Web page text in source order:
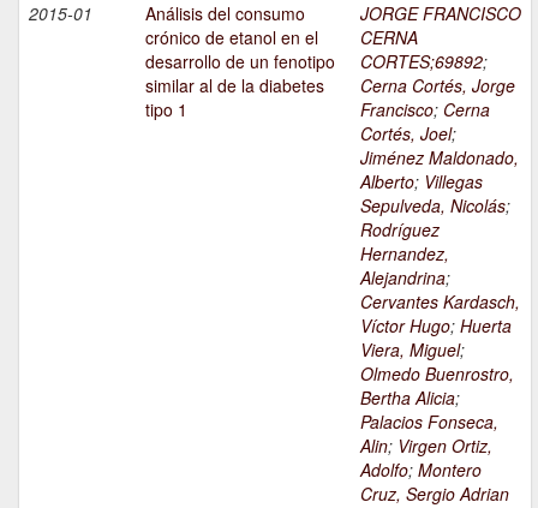
2015-01
Análisis del consumo
crónico de etanol en el
desarrollo de un fenotipo
similar al de la diabetes
tipo 1
JORGE FRANCISCO
CERNA
CORTES;69892;
Cerna Cortés, Jorge
Francisco; Cerna
Cortés, Joel;
Jiménez Maldonado,
Alberto; Villegas
Sepulveda, Nicolás;
Rodríguez
Hernandez,
Alejandrina;
Cervantes Kardasch,
Víctor Hugo; Huerta
Viera, Miguel;
Olmedo Buenrostro,
Bertha Alicia;
Palacios Fonseca,
Alin; Virgen Ortiz,
Adolfo; Montero
Cruz, Sergio Adrian